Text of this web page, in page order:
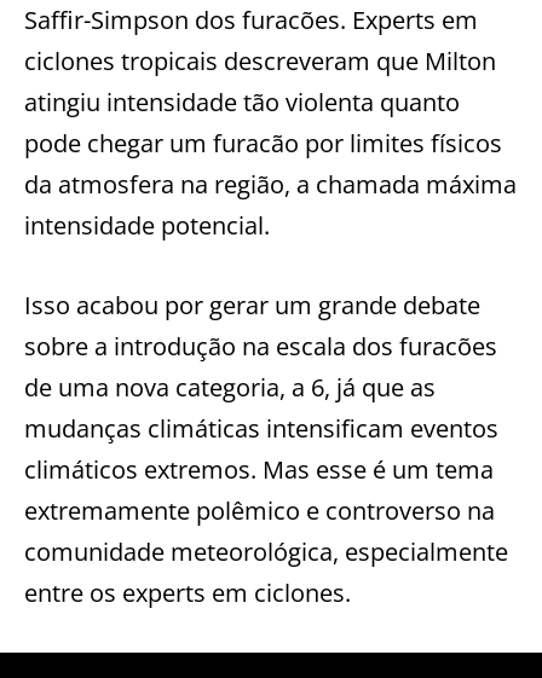
Saffir-Simpson dos furacões. Experts em
ciclones tropicais descreveram que Milton
atingiu intensidade tão violenta quanto
pode chegar um furacão por limites físicos
da atmosfera na região, a chamada máxima
intensidade potencial.
Isso acabou por gerar um grande debate
sobre a introdução na escala dos furacões
de uma nova categoria, a 6, já que as
mudanças climáticas intensificam eventos
climáticos extremos. Mas esse é um tema
extremamente polêmico e controverso na
comunidade meteorológica, especialmente
entre os experts em ciclones.